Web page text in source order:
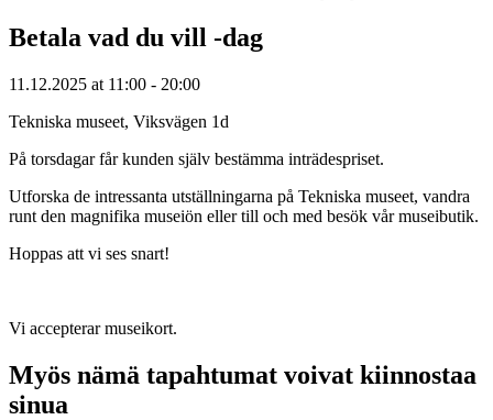
Betala vad du vill -dag
11.12.2025 at 11:00 - 20:00
Tekniska museet, Viksvägen 1d
På torsdagar får kunden själv bestämma inträdespriset.
Utforska de intressanta utställningarna på Tekniska museet, vandra
runt den magnifika museiön eller till och med besök vår museibutik.
Hoppas att vi ses snart!
Vi accepterar museikort.
Myös nämä tapahtumat voivat kiinnostaa
sinua